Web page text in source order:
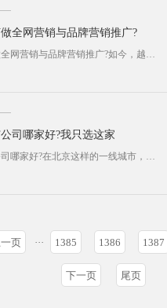
全网营销与品牌营销推广?
北京企业如何做全网营销与品牌营销推广?如今，越来越多的企业在谈论互联网+，互联网思维等，传统企业如果还停留在线下推广，在线上不···
司哪家好?我只选这家
北京网络推广公司哪家好?在北京这样的一线城市，做网络推广的公司有很多，但真正做得好的也不过是少数。下面给大家介绍一下北京知名的···
一页 ··· 1385 1386 1387
下一页 尾页